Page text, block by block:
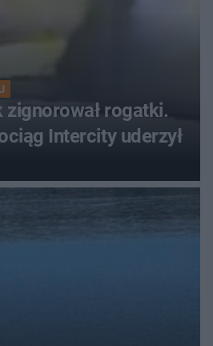
zignorował rogatki.
Intercity uderzył